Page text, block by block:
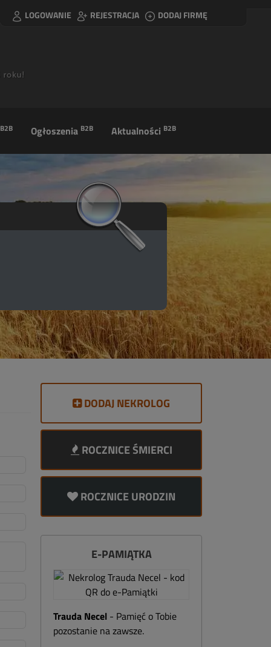
LOGOWANIE REJESTRACJA DODAJ FIRMĘ
B2B Ogłoszenia B2B Aktualności B2B
DODAJ NEKROLOG
ROCZNICE ŚMIERCI
ROCZNICE URODZIN
E-PAMIĄTKA
Trauda Necel - Pamięć o Tobie
pozostanie na zawsze.